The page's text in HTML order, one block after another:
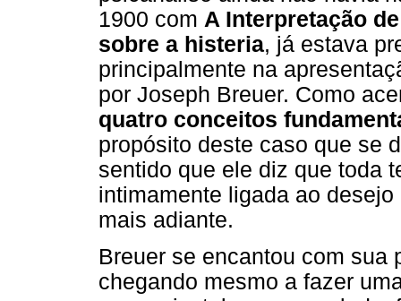
1900 com A Interpretação
sobre a histeria, já estava
principalmente na
por Joseph Breuer. Como
quatro conceitos
propósito deste caso que se
sentido que ele diz que toda
intimamente ligada ao
mais adiante.
Breuer se encantou com sua
chegando mesmo a fazer